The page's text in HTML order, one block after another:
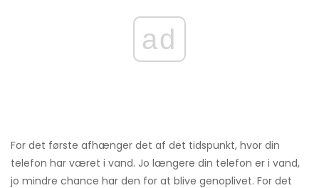
ad
For det første afhænger det af det tidspunkt, hvor din
telefon har været i vand. Jo længere din telefon er i vand,
jo mindre chance har den for at blive genoplivet. For det